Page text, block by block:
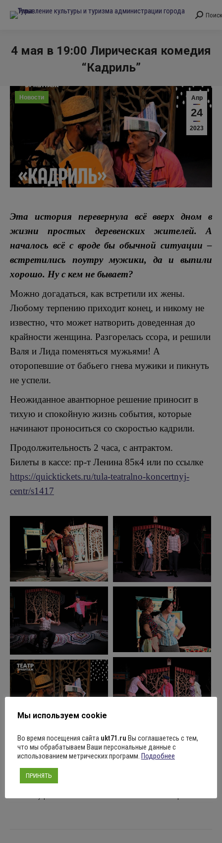
Поиск:
Поиск
4 мая в 19:00 Лирическая комедия
“Кадриль”
Апр
24
2023
Новости
Эта история перевернула всё вверх дном в
жизни простых деревенских жителей. А
началось всё с вроде бы обычной ситуации –
встретились поутру мужики, да и выпили
хорошо. Ну с кем не бывает?
Можно догадаться, как встретили их жены.
Любому терпению приходит конец, и никому не
известно, что может натворить доведенная до
крайности женщина. Разгорелась ссора, и решили
Валя и Лида поменяться мужьями! А
оторопевшие от бабьего гнева мужики и пикнуть
не успели.
Неожиданное авантюрное решение приносит в
тихую и спокойную жизнь события, которые
начинают проноситься со скоростью кадрили.
Продолжительность 2 часа, с антрактом.
Билеты в кассе: пр-т Ленина 85к4 или по ссылке
https://quicktickets.ru/tula-teatralno-koncertnyj-
centr/s1417
Поделиться
Мы используем cookie
Во время посещения сайта ukt71.ru Вы соглашаетесь с тем,
что мы обрабатываем Ваши персональные данные с
использованием метрических программ. Подробнее
ПРИНЯТЬ